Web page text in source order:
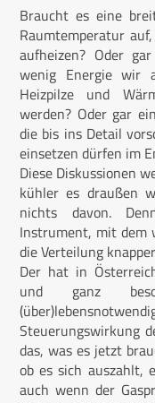
Braucht es eine
Raumtemperatur
aufheizen? Oder
wenig Energie wir
Heizpilze und
werden? Oder gar
die bis ins Detail
einsetzen dürfen im
Diese Diskussionen
kühler es draußen
nichts davon.
Instrument, mit dem
die Verteilung
Der hat in
und ganz
Steuerungswirkung
das, was es jetzt
ob es sich auszahlt,
auch wenn der